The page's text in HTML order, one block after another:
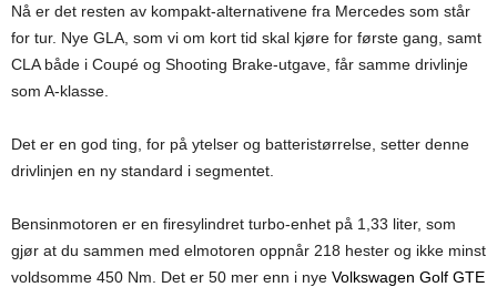
Nå er det resten av kompakt-alternativene fra Mercedes som står
for tur. Nye GLA, som vi om kort tid skal kjøre for første gang, samt
CLA både i Coupé og Shooting Brake-utgave, får samme drivlinje
som A-klasse.
Det er en god ting, for på ytelser og batteristørrelse, setter denne
drivlinjen en ny standard i segmentet.
Bensinmotoren er en firesylindret turbo-enhet på 1,33 liter, som
gjør at du sammen med elmotoren oppnår 218 hester og ikke minst
voldsomme 450 Nm. Det er 50 mer enn i nye Volkswagen Golf GTE